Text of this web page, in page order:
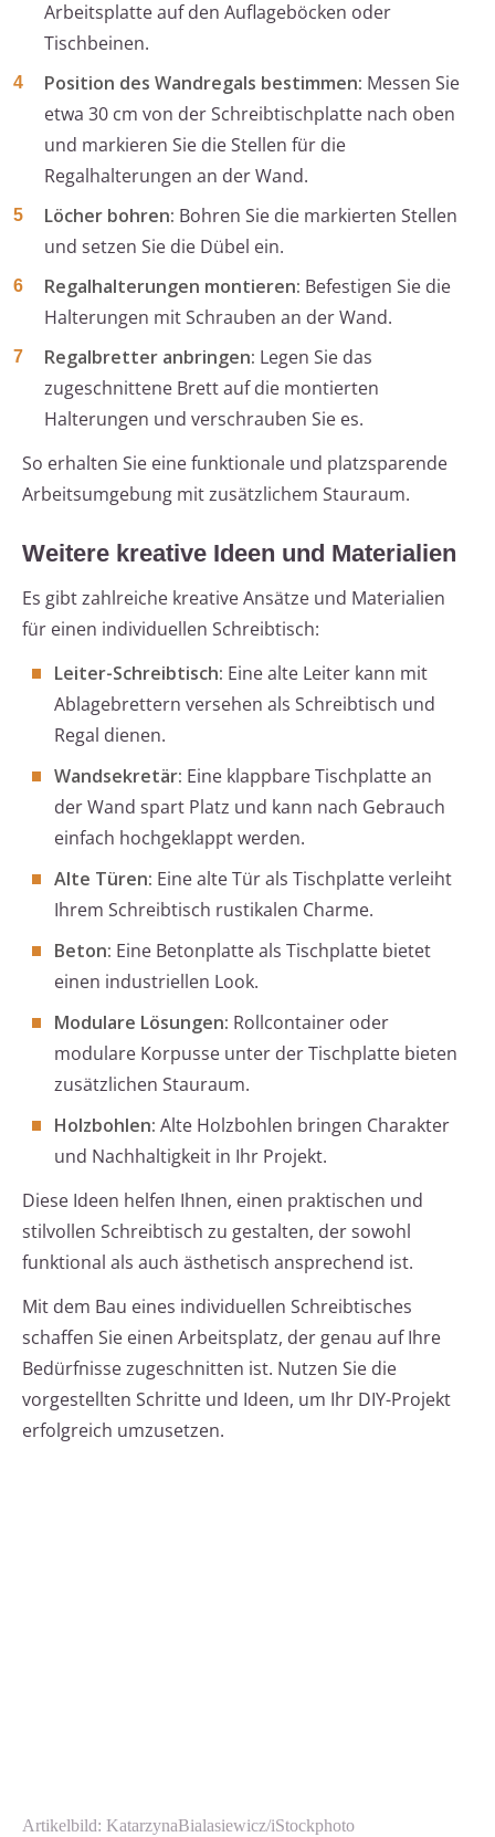
Arbeitsplatte auf den Auflageböcken oder
Tischbeinen.
Position des Wandregals bestimmen: Messen Sie
etwa 30 cm von der Schreibtischplatte nach oben
und markieren Sie die Stellen für die
Regalhalterungen an der Wand.
Löcher bohren: Bohren Sie die markierten Stellen
und setzen Sie die Dübel ein.
Regalhalterungen montieren: Befestigen Sie die
Halterungen mit Schrauben an der Wand.
Regalbretter anbringen: Legen Sie das
zugeschnittene Brett auf die montierten
Halterungen und verschrauben Sie es.
So erhalten Sie eine funktionale und platzsparende
Arbeitsumgebung mit zusätzlichem Stauraum.
Weitere kreative Ideen und Materialien
Es gibt zahlreiche kreative Ansätze und Materialien
für einen individuellen Schreibtisch:
Leiter-Schreibtisch: Eine alte Leiter kann mit
Ablagebrettern versehen als Schreibtisch und
Regal dienen.
Wandsekretär: Eine klappbare Tischplatte an
der Wand spart Platz und kann nach Gebrauch
einfach hochgeklappt werden.
Alte Türen: Eine alte Tür als Tischplatte verleiht
Ihrem Schreibtisch rustikalen Charme.
Beton: Eine Betonplatte als Tischplatte bietet
einen industriellen Look.
Modulare Lösungen: Rollcontainer oder
modulare Korpusse unter der Tischplatte bieten
zusätzlichen Stauraum.
Holzbohlen: Alte Holzbohlen bringen Charakter
und Nachhaltigkeit in Ihr Projekt.
Diese Ideen helfen Ihnen, einen praktischen und
stilvollen Schreibtisch zu gestalten, der sowohl
funktional als auch ästhetisch ansprechend ist.
Mit dem Bau eines individuellen Schreibtisches
schaffen Sie einen Arbeitsplatz, der genau auf Ihre
Bedürfnisse zugeschnitten ist. Nutzen Sie die
vorgestellten Schritte und Ideen, um Ihr DIY-Projekt
erfolgreich umzusetzen.
Artikelbild: KatarzynaBialasiewicz/iStockphoto